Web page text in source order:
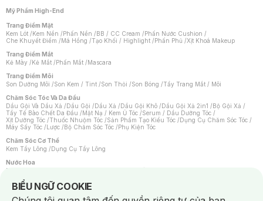
Mỹ Phẩm High-End
Trang Điểm Mặt
Kem Lót /Kem Nền /Phấn Nền /BB / CC Cream /Phấn Nước Cushion /
Che Khuyết Điểm /Má Hồng /Tạo Khối / Highlight /Phấn Phủ /Xịt Khoá Makeup
Trang Điểm Mắt
Kẻ Mày /Kẻ Mắt /Phấn Mắt /Mascara
Trang Điểm Môi
Son Dưỡng Môi /Son Kem / Tint /Son Thỏi /Son Bóng /Tẩy Trang Mắt / Môi
Chăm Sóc Tóc Và Da Đầu
Dầu Gội Và Dầu Xả /Dầu Gội /Dầu Xả /Dầu Gội Khô /Dầu Gội Xả 2in1 /Bộ Gội Xả /
Tẩy Tế Bào Chết Da Đầu /Mặt Nạ / Kem Ủ Tóc /Serum / Dầu Dưỡng Tóc /
Xịt Dưỡng Tóc /Thuốc Nhuộm Tóc /Sản Phẩm Tạo Kiểu Tóc /Dụng Cụ Chăm Sóc Tóc /
Máy Sấy Tóc /Lược /Bộ Chăm Sóc Tóc /Phụ Kiện Tóc
Chăm Sóc Cơ Thể
Kem Tẩy Lông /Dụng Cụ Tẩy Lông
Nước Hoa
Nước Hoa Nữ
Chăm Sóc Cá Nhân
Chống Muỗi /Khẩu Trang /Máy Massage/Mặt Nạ Xông Hơi /Nước Rửa Tay/
BIỂU NGỮ COOKIE
Notice about cookies usage